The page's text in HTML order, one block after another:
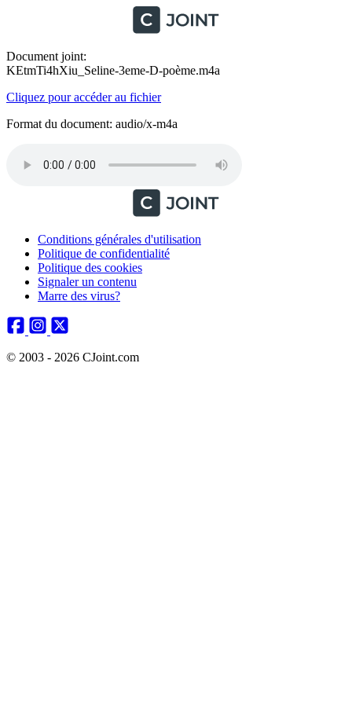
Document joint:
KEtmTi4hXiu_Seline-3eme-D-poème.m4a
Cliquez pour accéder au fichier
Format du document: audio/x-m4a
Conditions générales d'utilisation
Politique de confidentialité
Politique des cookies
Signaler un contenu
Marre des virus?
© 2003 - 2026 CJoint.com